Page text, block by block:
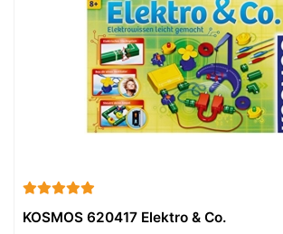
KOSMOS 620417 Elektro & Co.